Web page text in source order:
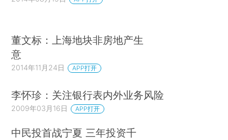
董文标：上海地块非房地产生
意
2014年11月24日 APP打开
李怀珍：关注银行表内外业务风险
2009年03月16日 APP打开
中民投首战宁夏 三年投资千